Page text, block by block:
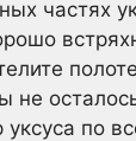
частях
не
по